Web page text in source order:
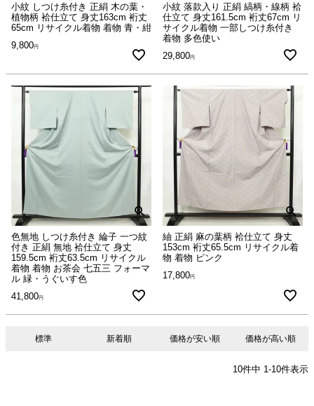
小紋 しつけ糸付き 正絹 木の葉・
植物柄 袷仕立て 身丈163cm 裄丈
65cm リサイクル着物 着物 青・紺
9,800
小紋 落款入り 正絹 縞柄・線柄 袷
仕立て 身丈161.5cm 裄丈67cm リ
サイクル着物 一部しつけ糸付き
着物 多色使い
29,800
色無地 しつけ糸付き 綸子 一つ紋
付き 正絹 無地 袷仕立て 身丈
159.5cm 裄丈63.5cm リサイクル
着物 着物 お茶会 七五三 フォーマ
ル 緑・うぐいす色
41,800
紬 正絹 麻の葉柄 袷仕立て 身丈
153cm 裄丈65.5cm リサイクル着
物 着物 ピンク
17,800
標準 新着順 価格が安い順 価格が高い順
10件中 1 -10件表示